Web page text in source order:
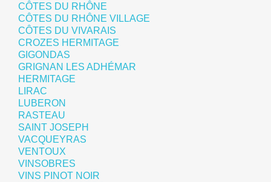
CÔTES DU RHÔNE
CÔTES DU RHÔNE VILLAGE
CÔTES DU VIVARAIS
CROZES HERMITAGE
GIGONDAS
GRIGNAN LES ADHÉMAR
HERMITAGE
LIRAC
LUBERON
RASTEAU
SAINT JOSEPH
VACQUEYRAS
VENTOUX
VINSOBRES
VINS PINOT NOIR